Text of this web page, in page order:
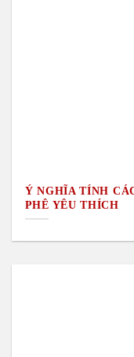
Ý NGHĨA TÍNH
PHÊ YÊU THÍCH